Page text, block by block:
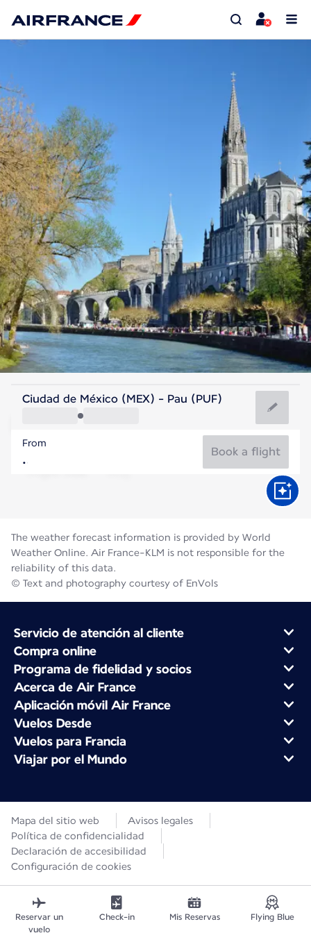
France
France
Ciudad de México (MEX) - Pau (PUF)
From
Book a flight
The weather forecast information is provided by World
Weather Online. Air France-KLM is not responsible for the
reliability of this data.
© Text and photography courtesy of EnVols
Servicio de atención al cliente
Compra online
Programa de fidelidad y socios
Acerca de Air France
Aplicación móvil Air France
Vuelos Desde
Vuelos para Francia
Viajar por el Mundo
Mapa del sitio web
Avisos legales
Política de confidencialidad
Declaración de accesibilidad
Configuración de cookies
Reservar un
vuelo
Check-in Mis Reservas Flying Blue